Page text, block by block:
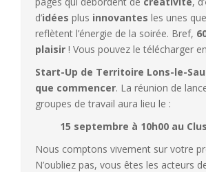
d’idées plus innovantes les unes
reflètent l’énergie de la soirée. Bref,
plaisir ! Vous pouvez le télécharger
Start-Up de Territoire Lons-le-
que commencer. La réunion de
groupes de travail aura lieu le :
15 septembre à 10h00 au
Nous comptons vivement sur votre
N’oubliez pas, vous êtes les acteurs